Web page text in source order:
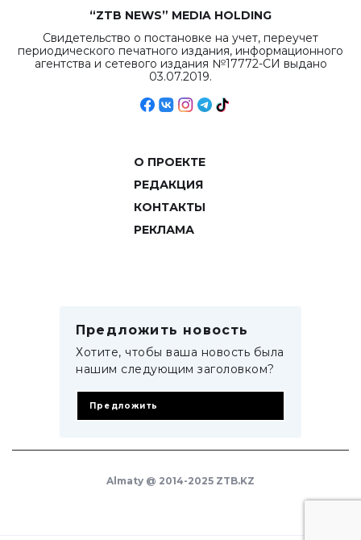
“ZTB NEWS” MEDIA HOLDING
Свидетельство о постановке на учет, переучет
периодического печатного издания, информационного
агентства и сетевого издания №17772-СИ выдано
03.07.2019.
О ПРОЕКТЕ
РЕДАКЦИЯ
КОНТАКТЫ
РЕКЛАМА
Предложить новость
Хотите, чтобы ваша новость была
нашим следующим заголовком?
Предложить
Almaty @ 2014-2025 ZTB.KZ